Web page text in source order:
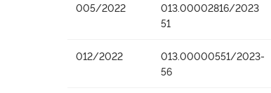
005/2022
013.00002816/2023
51
012/2022
013.00000551/2023-
56